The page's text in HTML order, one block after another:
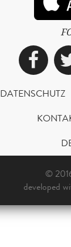
DATENSCHUTZ
©
developed